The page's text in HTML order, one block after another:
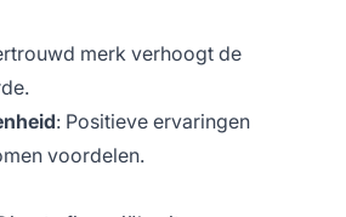
merk verhoogt de
: Positieve ervaringen
voordelen.